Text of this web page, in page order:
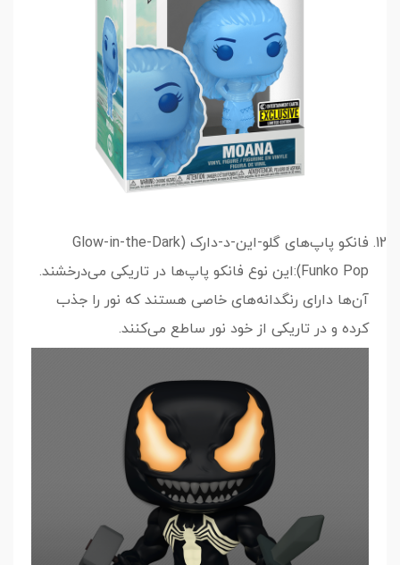
فانکو پاپ‌های گلو-این-د-دارک (Glow-in-the-Dark
Funko Pop):این نوع فانکو پاپ‌ها در تاریکی می‌درخشند.
آن‌ها دارای رنگدانه‌های خاصی هستند که نور را جذب
کرده و در تاریکی از خود نور ساطع می‌کنند.